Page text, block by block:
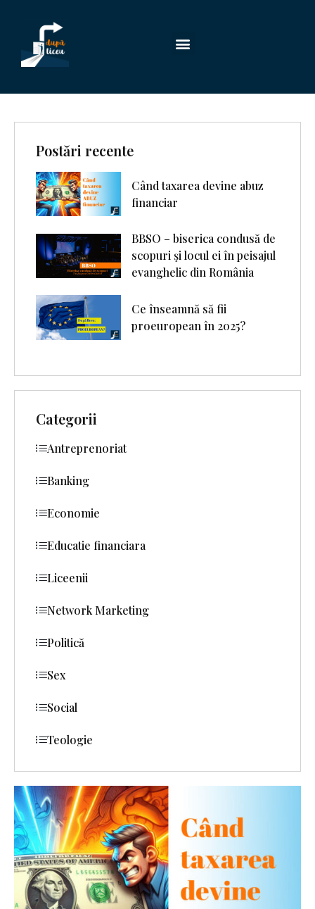
Postări recente
Când taxarea devine abuz
financiar
BBSO – biserica condusă de
scopuri şi locul ei în peisajul
evanghelic din România
Ce înseamnă să fii
proeuropean în 2025?
Categorii
Antreprenoriat
Banking
Economie
Educatie financiara
Liceenii
Network Marketing
Politică
Sex
Social
Teologie